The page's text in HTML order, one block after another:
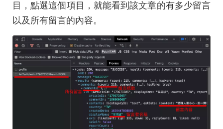
目，點選這個項目，就能看到該文章的有多少留言
以及所有留言的內容。